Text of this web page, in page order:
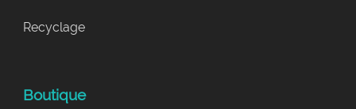
Recyclage
Boutique